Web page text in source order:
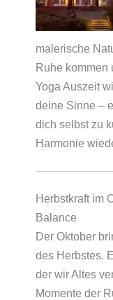
malerische
Ruhe kommen
Yoga Auszeit
deine Sinne –
dich selbst zu
Harmonie
Herbstkraft im
Balance
Der Oktober
des Herbstes.
der wir Altes
Momente der